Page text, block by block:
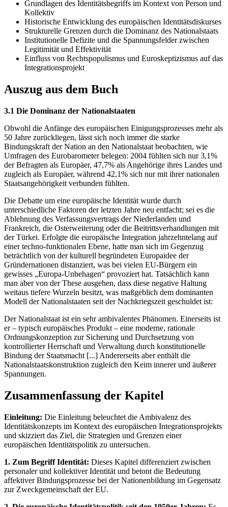
Grundlagen des Identitätsbegriffs im Kontext von Person und
Kollektiv
Historische Entwicklung des europäischen Identitätsdiskurses
Strukturelle Grenzen durch die Dominanz des Nationalstaats
Institutionelle Defizite und die Spannungsfelder zwischen
Legitimität und Effektivität
Einfluss von Rechtspopulismus und Euroskeptizismus auf das
Integrationsprojekt
Auszug aus dem Buch
3.1 Die Dominanz der Nationalstaaten
Obwohl die Anfänge des europäischen Einigungsprozesses mehr als
50 Jahre zurückliegen, lässt sich noch immer die starke
Bindungskraft der Nation an den Nationalstaat beobachten, wie
Umfragen des Eurobarometer belegen: 2004 fühlten sich nur 3,1%
der Befragten als Europäer, 47,7% als Angehörige ihres Landes und
zugleich als Europäer, während 42,1% sich nur mit ihrer nationalen
Staatsangehörigkeit verbunden fühlten.
Die Debatte um eine europäische Identität wurde durch
unterschiedliche Faktoren der letzten Jahre neu entfacht; sei es die
Ablehnung des Verfassungsvertrags der Niederlanden und
Frankreich, die Osterweiterung oder die Beitrittsverhandlungen mit
der Türkei. Erfolgte die europäische Integration jahrzehntelang auf
einer techno-funktionalen Ebene, hatte man sich im Gegenzug
beträchtlich von der kulturell begründeten Europaidee der
Gründernationen distanziert, was bei vielen EU-Bürgern ein
gewisses „Europa-Unbehagen“ provoziert hat. Tatsächlich kann
man aber von der These ausgehen, dass diese negative Haltung
weitaus tiefere Wurzeln besitzt, was maßgeblich dem dominanten
Modell der Nationalstaaten seit der Nachkriegszeit geschuldet ist:
Der Nationalstaat ist ein sehr ambivalentes Phänomen. Einerseits ist
er – typisch europäisches Produkt – eine moderne, rationale
Ordnungskonzeption zur Sicherung und Durchsetzung von
kontrollierter Herrschaft und Verwaltung durch konstitutionelle
Bindung der Staatsmacht [...] Andererseits aber enthält die
Nationalstaatskonstruktion zugleich den Keim innerer und äußerer
Spannungen.
Zusammenfassung der Kapitel
Einleitung: Die Einleitung beleuchtet die Ambivalenz des
Identitätskonzepts im Kontext des europäischen Integrationsprojekts
und skizziert das Ziel, die Strategien und Grenzen einer
europäischen Identitätspolitik zu untersuchen.
1. Zum Begriff Identität: Dieses Kapitel differenziert zwischen
personaler und kollektiver Identität und betont die Bedeutung
affektiver Bindungsprozesse bei der Nationenbildung im Gegensatz
zur Zweckgemeinschaft der EU.